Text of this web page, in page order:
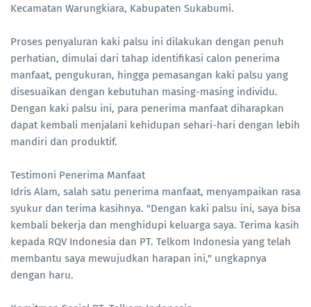
Kecamatan Warungkiara, Kabupaten Sukabumi.
Proses penyaluran kaki palsu ini dilakukan dengan penuh
perhatian, dimulai dari tahap identifikasi calon penerima
manfaat, pengukuran, hingga pemasangan kaki palsu yang
disesuaikan dengan kebutuhan masing-masing individu.
Dengan kaki palsu ini, para penerima manfaat diharapkan
dapat kembali menjalani kehidupan sehari-hari dengan lebih
mandiri dan produktif.
Testimoni Penerima Manfaat
Idris Alam, salah satu penerima manfaat, menyampaikan rasa
syukur dan terima kasihnya. "Dengan kaki palsu ini, saya bisa
kembali bekerja dan menghidupi keluarga saya. Terima kasih
kepada RQV Indonesia dan PT. Telkom Indonesia yang telah
membantu saya mewujudkan harapan ini," ungkapnya
dengan haru.